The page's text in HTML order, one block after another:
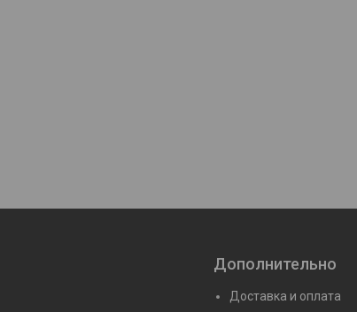
Дополнительно
Доставка и оплата